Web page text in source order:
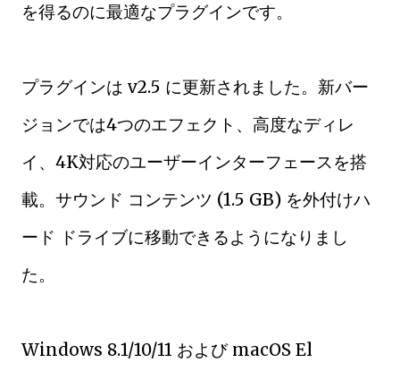
を得るのに最適なプラグインです。
プラグインは v2.5 に更新されました。新バー
ジョンでは4つのエフェクト、高度なディレ
イ、4K対応のユーザーインターフェースを搭
載。サウンド コンテンツ (1.5 GB) を外付けハ
ード ドライブに移動できるようになりまし
た。
Windows 8.1/10/11 および macOS El